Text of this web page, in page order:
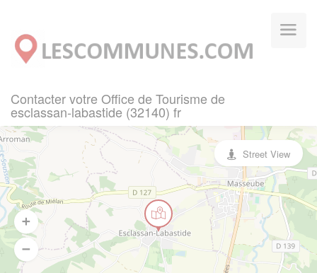
Contacter votre Office de Tourisme de
esclassan-labastide (32140) fr
Street View